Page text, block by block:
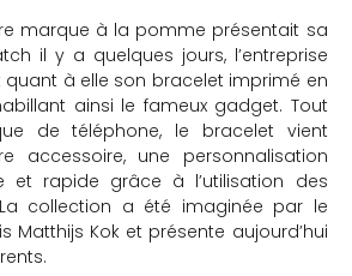
marque à la pomme présentait sa
il y a quelques jours, l’entreprise
quant à elle son bracelet imprimé en
ainsi le fameux gadget. Tout
de téléphone, le bracelet vient
accessoire, une personnalisation
et rapide grâce à l’utilisation des
collection a été imaginée par le
Matthijs Kok et présente aujourd’hui